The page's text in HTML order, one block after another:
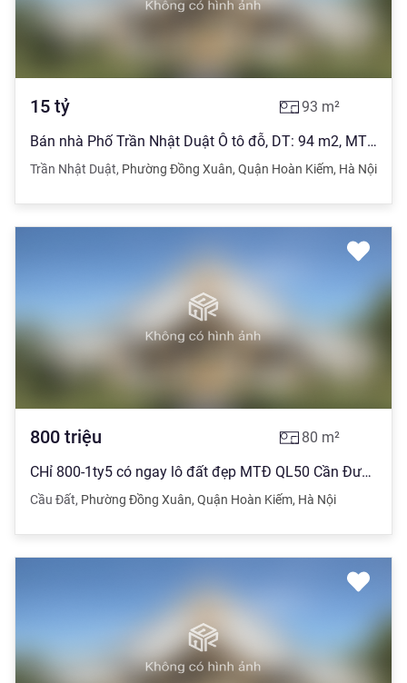
15 tỷ 93 m²
Bán nhà Phố Trần Nhật Duật Ô tô đỗ, DT: 94 m2, MT: 6,3m2. Giá:15 tỷ
Trần Nhật Duật, Phường Đồng Xuân, Quận Hoàn Kiếm, Hà Nội
800 triệu 80 m²
CHỉ 800-1ty5 có ngay lô đất đẹp MTĐ QL50 Cần Đước, Long An có sổ sẵ
Cầu Đất, Phường Đồng Xuân, Quận Hoàn Kiếm, Hà Nội